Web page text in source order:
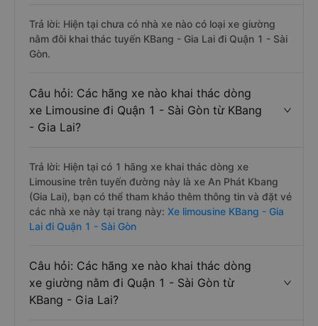
Trả lời: Hiện tại chưa có nhà xe nào có loại xe giường
nằm đôi khai thác tuyến KBang - Gia Lai đi Quận 1 - Sài
Gòn.
Câu hỏi: Các hãng xe nào khai thác dòng
xe Limousine đi Quận 1 - Sài Gòn từ KBang
- Gia Lai?
Trả lời: Hiện tại có 1 hãng xe khai thác dòng xe
Limousine trên tuyến đường này là xe An Phát Kbang
(Gia Lai), bạn có thể tham khảo thêm thông tin và đặt vé
các nhà xe này tại trang này: Xe limousine KBang - Gia
Lai đi Quận 1 - Sài Gòn
Câu hỏi: Các hãng xe nào khai thác dòng
xe giường nằm đi Quận 1 - Sài Gòn từ
KBang - Gia Lai?